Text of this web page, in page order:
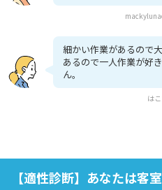
細かい作業があるので
あるので一人作業が好
ん。
は
【適性診断】あなたは客